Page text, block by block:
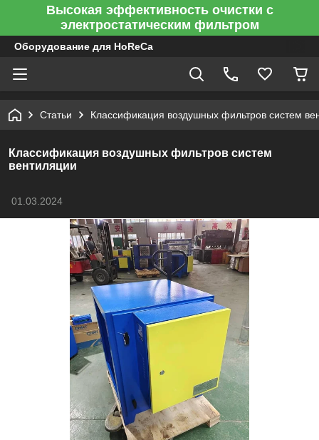
Высокая эффективность очистки с
электростатическим фильтром
Оборудование для HoReCa
Статьи Классификация воздушных фильтров систем
Классификация воздушных фильтров систем
вентиляции
01.03.2024